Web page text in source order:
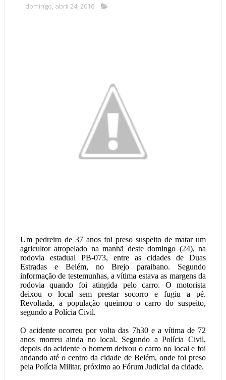
domingo, abril 24, 2016
Um pedreiro de 37 anos foi preso suspeito de matar um
agricultor atropelado na manhã deste domingo (24), na
rodovia estadual PB-073, entre as cidades de Duas
Estradas e Belém, no Brejo paraibano. Segundo
informação de testemunhas, a vítima estava as margens da
rodovia quando foi atingida pelo carro. O motorista
deixou o local sem prestar socorro e fugiu a pé.
Revoltada, a população queimou o carro do suspeito,
segundo a Polícia Civil.
O acidente ocorreu por volta das 7h30 e a vítima de 72
anos morreu ainda no local. Segundo a Polícia Civil,
depois do acidente o homem deixou o carro no local e foi
andando até o centro da cidade de Belém, onde foi preso
pela Polícia Militar, próximo ao Fórum Judicial da cidade.